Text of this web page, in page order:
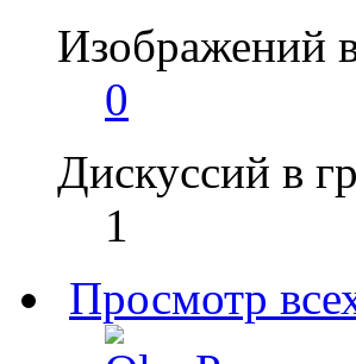
Изображений
0
Дискуссий в
1
Просмотр